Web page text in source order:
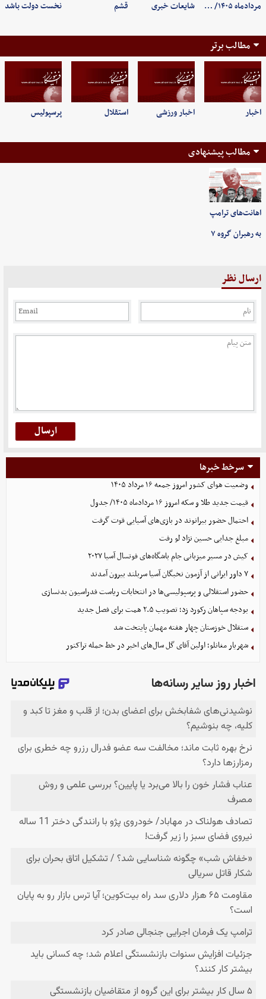
مردادماه ۱۴۰۵/ … شایعات خبری قشم نخست دولت باشد
مطالب برتر
اخبار اخبار ورزشی استقلال پرسپولیس
مطالب پیشنهادی
اهانت‌های ترامپ
به رهبران گروه ۷
ارسال نظر
سرخط خبرها
وضعیت هوای کشور امروز جمعه ۱۶ مرداد ۱۴۰۵
قیمت جدید طلا و سکه امروز ۱۶ مردادماه ۱۴۰۵/ جدول
احتمال حضور بیرانوند در بازی‌های آسیایی قوت گرفت
مبلغ جدایی حسین نژاد لو رفت
کیش در مسیر میزبانی جام باشگاه‌های فوتسال آسیا ۲۰۲۷
۷ داور ایرانی از آزمون نخبگان آسیا سربلند بیرون آمدند
حضور استقلالی و پرسپولیسی‌ها در انتخابات ریاست فدراسیون بدنسازی
بودجه سپاهان رکورد زد؛ تصویب ۲.۵ همت برای فصل جدید
ستقلال خوزستان چهار هفته مهمان پایتخت شد
شهریار مغانلو؛ اولین آقای گل سال‌های اخیر در خط حمله تراکتور